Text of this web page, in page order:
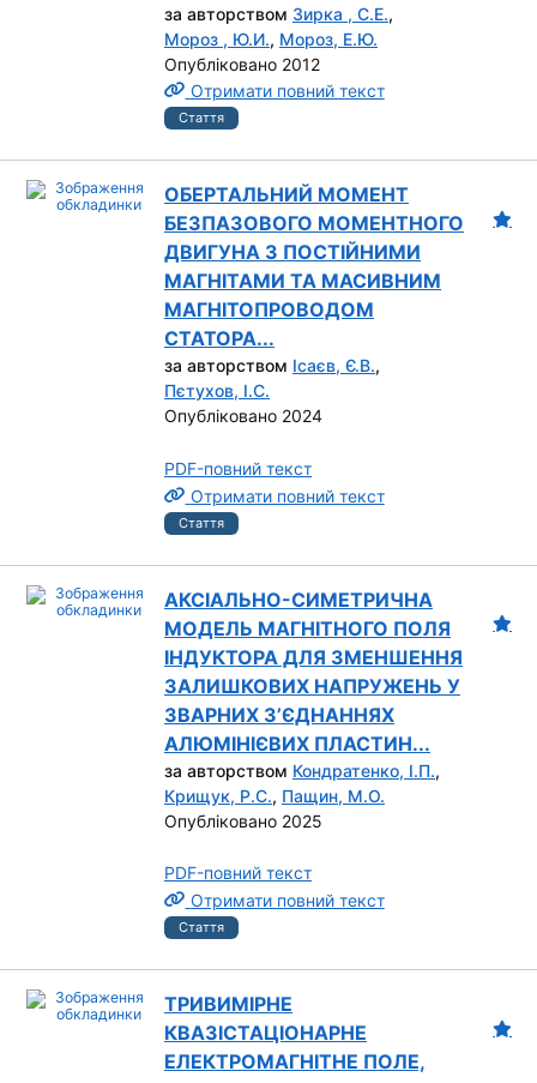
за авторством Зирка , С.Е.,
Мороз , Ю.И., Мороз, Е.Ю.
Опубліковано 2012
Отримати повний текст
Стаття
ОБЕРТАЛЬНИЙ МОМЕНТ
БЕЗПАЗОВОГО МОМЕНТНОГО
ДВИГУНА З ПОСТІЙНИМИ
МАГНІТАМИ ТА МАСИВНИМ
МАГНІТОПРОВОДОМ
СТАТОРА...
за авторством Ісаєв, Є.В.,
Пєтухов, І.С.
Опубліковано 2024
PDF-повний текст
Отримати повний текст
Стаття
АКСІАЛЬНО-СИМЕТРИЧНА
МОДЕЛЬ МАГНІТНОГО ПОЛЯ
ІНДУКТОРА ДЛЯ ЗМЕНШЕННЯ
ЗАЛИШКОВИХ НАПРУЖЕНЬ У
ЗВАРНИХ З’ЄДНАННЯХ
АЛЮМІНІЄВИХ ПЛАСТИН...
за авторством Кондратенко, І.П.,
Крищук, Р.С., Пащин, М.О.
Опубліковано 2025
PDF-повний текст
Отримати повний текст
Стаття
ТРИВИМІРНЕ
КВАЗІСТАЦІОНАРНЕ
ЕЛЕКТРОМАГНІТНЕ ПОЛЕ,